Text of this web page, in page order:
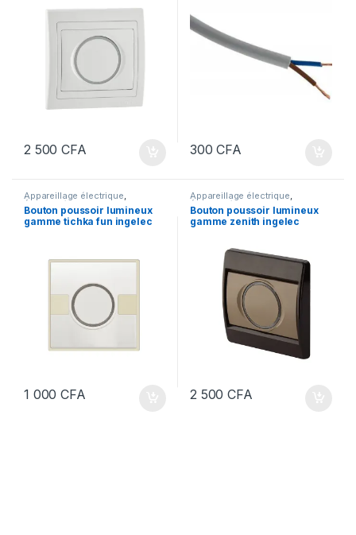
2 500CFA 300CFA
Appareillage électrique,
Électricité
Bouton poussoir lumineux
gamme tichka fun ingelec
1 000CFA
Appareillage électrique,
Électricité
Bouton poussoir lumineux
gamme zenith ingelec
2 500CFA